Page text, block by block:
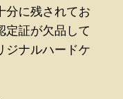
分に残されてお
定証が欠品して
ジナルハードケ